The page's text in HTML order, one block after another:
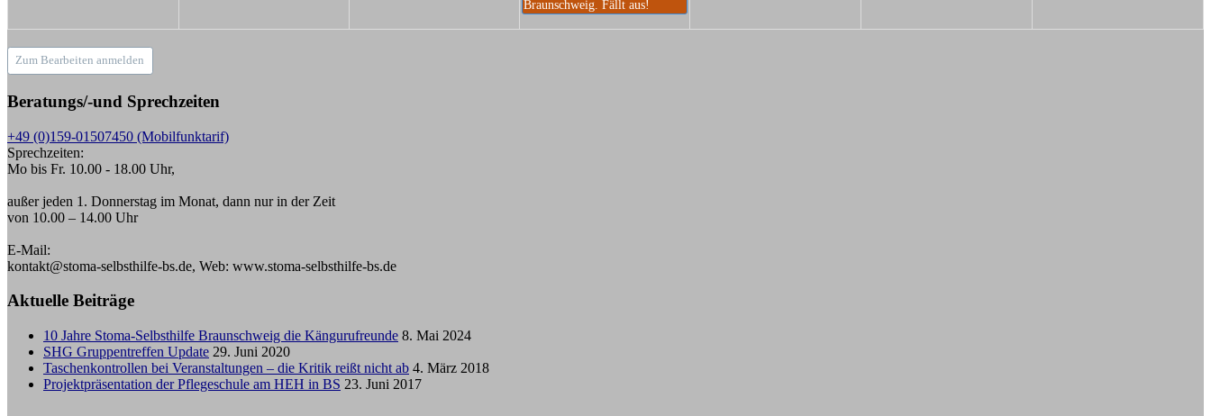
Braunschweig. Fällt aus!
Zum Bearbeiten anmelden
Beratungs/-und Sprechzeiten
+49 (0)159-01507450 (Mobilfunktarif)
Sprechzeiten:
Mo bis Fr. 10.00 - 18.00 Uhr,
außer jeden 1. Donnerstag im Monat, dann nur in der Zeit
von 10.00 – 14.00 Uhr
E-Mail:
kontakt@stoma-selbsthilfe-bs.de, Web: www.stoma-selbsthilfe-bs.de
Aktuelle Beiträge
10 Jahre Stoma-Selbsthilfe Braunschweig die Kängurufreunde 8. Mai 2024
SHG Gruppentreffen Update 29. Juni 2020
Taschenkontrollen bei Veranstaltungen – die Kritik reißt nicht ab 4. März 2018
Projektpräsentation der Pflegeschule am HEH in BS 23. Juni 2017